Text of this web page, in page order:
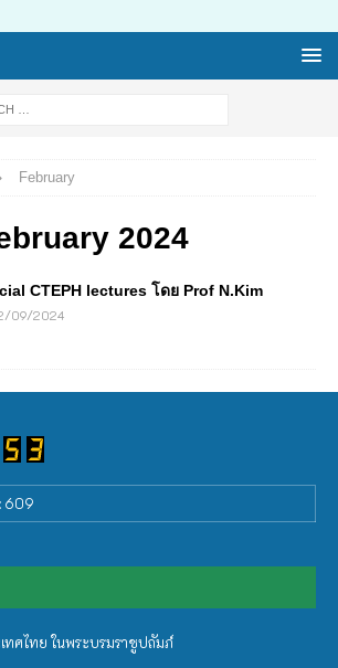
February
2024
CTEPH lectures โดย Prof N.Kim
09/2024
609
ทศไทย ในพระบรมราชูปถัมภ์